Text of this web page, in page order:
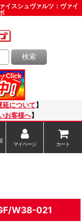
イスシュヴァルツ：ヴァイ
検索
延について 】
お客様へ】
マイページ カート
W38-021